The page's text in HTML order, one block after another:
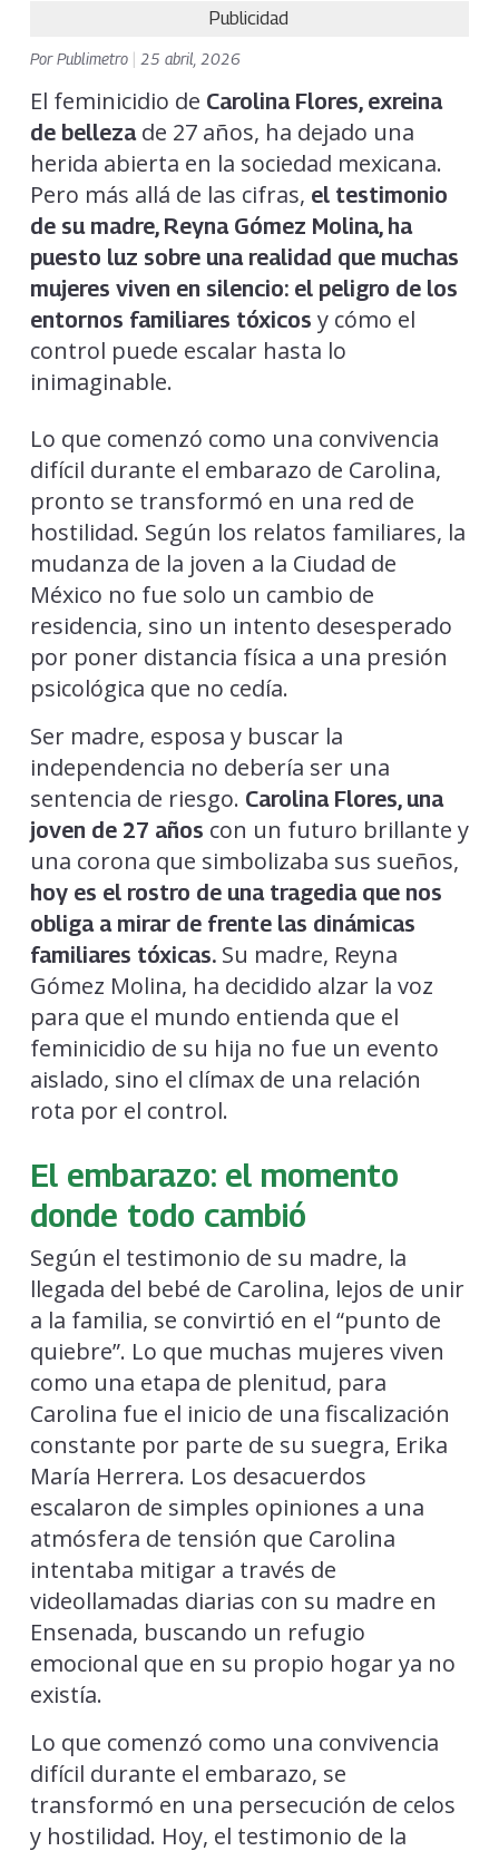
Publicidad
PorPublimetro 25 abril, 2026
El feminicidio de Carolina Flores, exreina
de belleza de 27 años, ha dejado una
herida abierta en la sociedad mexicana.
Pero más allá de las cifras, el testimonio
de su madre, Reyna Gómez Molina, ha
puesto luz sobre una realidad que muchas
mujeres viven en silencio: el peligro de los
entornos familiares tóxicos y cómo el
control puede escalar hasta lo
inimaginable.
Lo que comenzó como una convivencia
difícil durante el embarazo de Carolina,
pronto se transformó en una red de
hostilidad. Según los relatos familiares, la
mudanza de la joven a la Ciudad de
México no fue solo un cambio de
residencia, sino un intento desesperado
por poner distancia física a una presión
psicológica que no cedía.
Ser madre, esposa y buscar la
independencia no debería ser una
sentencia de riesgo. Carolina Flores, una
joven de 27 años con un futuro brillante y
una corona que simbolizaba sus sueños,
hoy es el rostro de una tragedia que nos
obliga a mirar de frente las dinámicas
familiares tóxicas.Su madre, Reyna
Gómez Molina, ha decidido alzar la voz
para que el mundo entienda que el
feminicidio de su hija no fue un evento
aislado, sino el clímax de una relación
rota por el control.
El embarazo: el momento
donde todo cambió
Según el testimonio de su madre, la
llegada del bebé de Carolina, lejos de unir
a la familia, se convirtió en el “punto de
quiebre”. Lo que muchas mujeres viven
como una etapa de plenitud, para
Carolina fue el inicio de una fiscalización
constante por parte de su suegra, Erika
María Herrera. Los desacuerdos
escalaron de simples opiniones a una
atmósfera de tensión que Carolina
intentaba mitigar a través de
videollamadas diarias con su madre en
Ensenada, buscando un refugio
emocional que en su propio hogar ya no
existía.
Lo que comenzó como una convivencia
difícil durante el embarazo, se
transformó en una persecución de celos
y hostilidad. Hoy, el testimonio de la